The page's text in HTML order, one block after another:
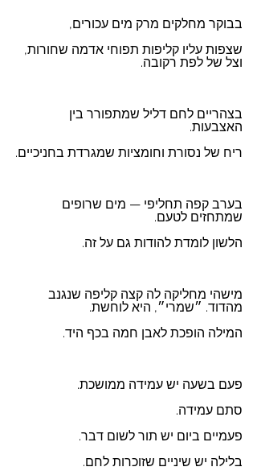
בבוקר מחלקים מרק מים עכורים,
שצפות עליו קליפות תפוחי אדמה שחורות,
וצל של לפת רקובה.
בצהריים לחם דליל שמתפורר בין
האצבעות.
ריח של נסורת וחומציות שמגרדת בחניכיים.
בערב קפה תחליפי — מים שרופים
שמתחזים לטעם.
הלשון לומדת להודות גם על זה.
מישהי מחליקה לה קצה קליפה שנגנב
מהדוד. ״שמרי״, היא לוחשת.
המילה הופכת לאבן חמה בכף היד.
פעם בשעה יש עמידה ממושכת.
סתם עמידה.
פעמיים ביום יש תור לשום דבר.
בלילה יש שיניים שזוכרות לחם.